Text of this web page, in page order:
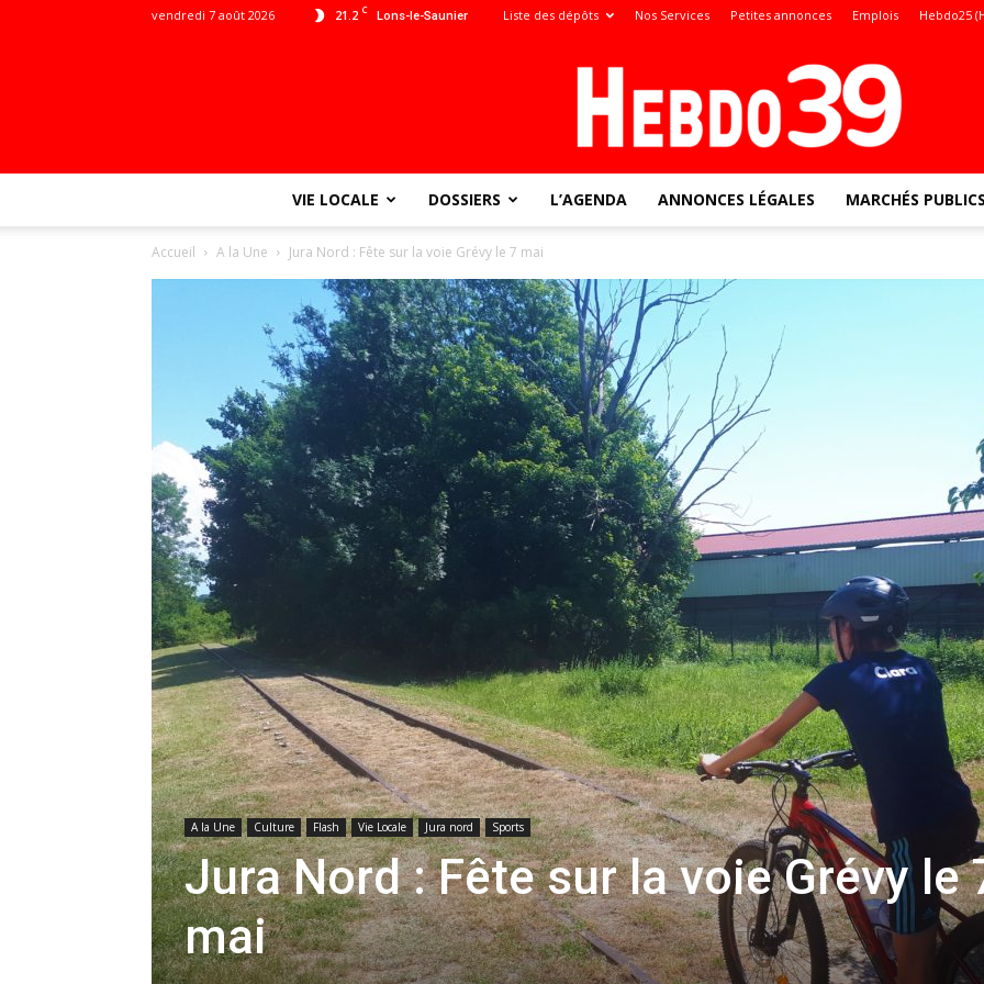
21.2 C Lons-le-Saunier
vendredi 7 août 2026 Liste des dépôts Nos Services Petites annonces Emplois Hebdo25
toute
l'info
locale
–
VIE LOCALE DOSSIERS L’AGENDA ANNONCES LÉGALES MARCHÉS
Accueil A la Une Jura Nord : Fête sur la voie Grévy le 7 mai
A la Une Culture Flash Vie Locale Jura nord Sports
Jura Nord : Fête sur la voie Grévy le
mai